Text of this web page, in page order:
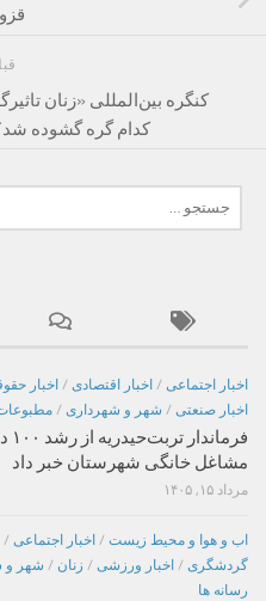
کنگره بین‌المللی «زنان
کدام گره گشوده
برای:
اخبار اجتماعی / اخبار اقتصادی / اخبار
اخبار صنعتی / شهر و شهرداری /
مشاغل خانگی شهرستان خبر داد
مرداد ۱۵, ۱۴۰۵
اب و هوا و محیط زیست / اخبار اجتماعی /
گردشگری / اخبار ورزشی / زنان / شهر و
رسانه ها